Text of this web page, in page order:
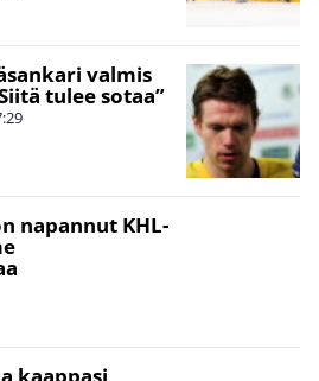
valmis
tulee sotaa”
napannut KHL-
kaappasi